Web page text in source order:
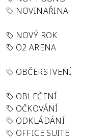
NOVINAŘINA
NOVÝ ROK
O2 ARENA
OBČERSTVENÍ
OBLEČENÍ
OČKOVÁNÍ
ODKLÁDÁNÍ
OFFICE SUITE